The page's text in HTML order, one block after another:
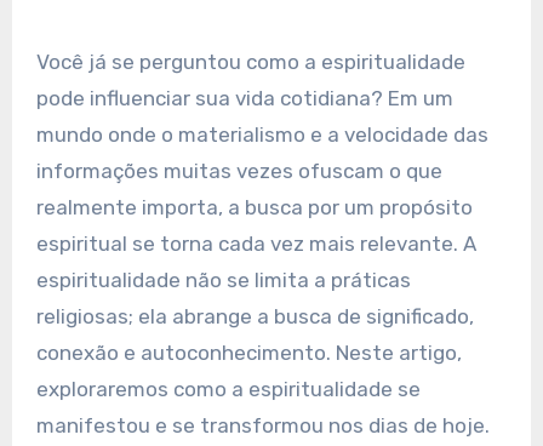
Você já se perguntou como a espiritualidade
pode influenciar sua vida cotidiana? Em um
mundo onde o materialismo e a velocidade das
informações muitas vezes ofuscam o que
realmente importa, a busca por um propósito
espiritual se torna cada vez mais relevante. A
espiritualidade não se limita a práticas
religiosas; ela abrange a busca de significado,
conexão e autoconhecimento. Neste artigo,
exploraremos como a espiritualidade se
manifestou e se transformou nos dias de hoje.